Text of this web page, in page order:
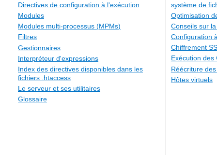
Directives de configuration à l'exécution
Modules
Modules multi-processus (MPMs)
Filtres
Gestionnaires
Interpréteur d'expressions
Index des directives disponibles dans les
fichiers .htaccess
Le serveur et ses utilitaires
Glossaire
système de
Optimisation
Conseils sur
Configuration
Chiffrement
Exécution des
Réécriture
Hôtes virtuels